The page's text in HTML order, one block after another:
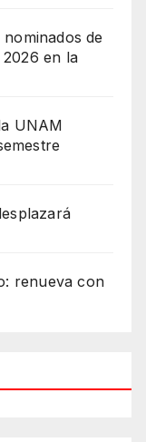
de
2026 en la
UNAM
renueva con